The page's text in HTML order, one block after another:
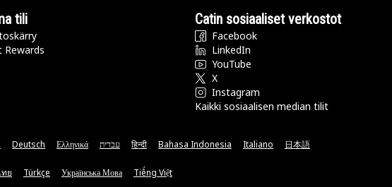
tili
Rewards
Catin sosiaaliset verkostot
Facebook
LinkedIn
YouTube
X
Instagram
Kaikki sosiaalisen median tilit
Deutsch Ελληνικά עברית हिन्दी Bahasa Indonesia Italiano 日本語
ทย Türkçe Українська Мова Tiếng Việt